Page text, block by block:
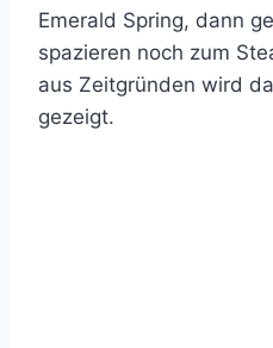
Emerald Spring, dann
spazieren noch zum
aus Zeitgründen wird
gezeigt.